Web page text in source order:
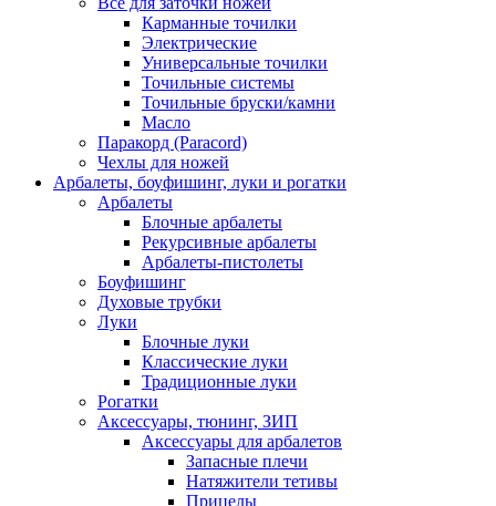
Карманные точилки
Электрические
Универсальные точилки
Точильные системы
Точильные бруски/камни
Масло
Паракорд (Paracord)
Чехлы для ножей
Арбалеты, боуфишинг, луки и рогатки
Арбалеты
Блочные арбалеты
Рекурсивные арбалеты
Арбалеты-пистолеты
Боуфишинг
Духовые трубки
Луки
Блочные луки
Классические луки
Традиционные луки
Рогатки
Аксессуары, тюнинг, ЗИП
Аксессуары для арбалетов
Запасные плечи
Натяжители тетивы
Прицелы